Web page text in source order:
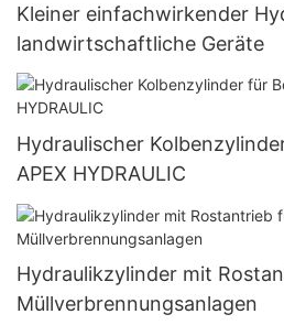
Kleiner einfachwirkender
landwirtschaftliche Geräte
Hydraulischer
APEX HYDRAULIC
Hydraulikzylinder mit
Müllverbrennungsanlagen